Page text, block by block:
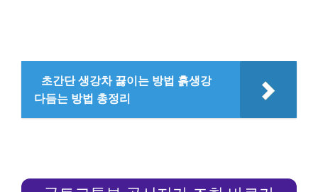
초간단 생강차 끓이는 방법 흙생강
다듬는 방법 총정리